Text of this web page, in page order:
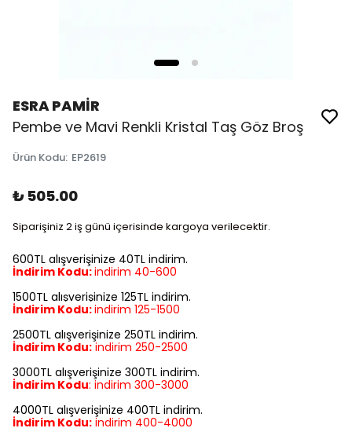
ESRA PAMİR
Pembe ve Mavi Renkli Kristal Taş Göz Broş
Ürün Kodu: EP2619
₺ 505.00
Siparişiniz 2 iş günü içerisinde kargoya verilecektir.
600TL alışverişinize 40TL indirim.
İndirim Kodu:indirim 40-600
1500TL alışverişinize 125TL indirim.
İndirim Kodu:indirim 125-1500
2500TL alışverişinize 250TL indirim.
İndirim Kodu: indirim 250-2500
3000TL alışverişinize 300TL indirim.
İndirim Kodu: indirim 300-3000
4000TL alışverişinize 400TL indirim.
İndirim Kodu: indirim 400-4000